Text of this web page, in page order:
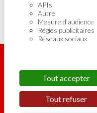
APIs
Autre
Mesure d'audience
Régies publicitaires
Réseaux sociaux
Tout accepter
Tout refuser
Carrière